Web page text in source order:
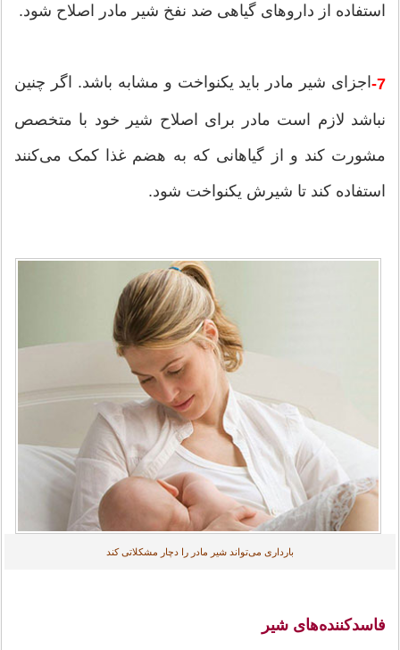
استفاده از داروهای گیاهی ضد نفخ شیر مادر اصلاح شود.
7- اجزای شیر مادر باید یکنواخت و مشابه باشد. اگر چنین
نباشد لازم است مادر برای اصلاح شیر خود با متخصص
مشورت کند و از گیاهانی که به هضم غذا کمک می‌کنند
استفاده کند تا شیرش یکنواخت شود.
بارداری می‌تواند شیر مادر را دچار مشکلاتی کند
فاسدکننده‌های شیر